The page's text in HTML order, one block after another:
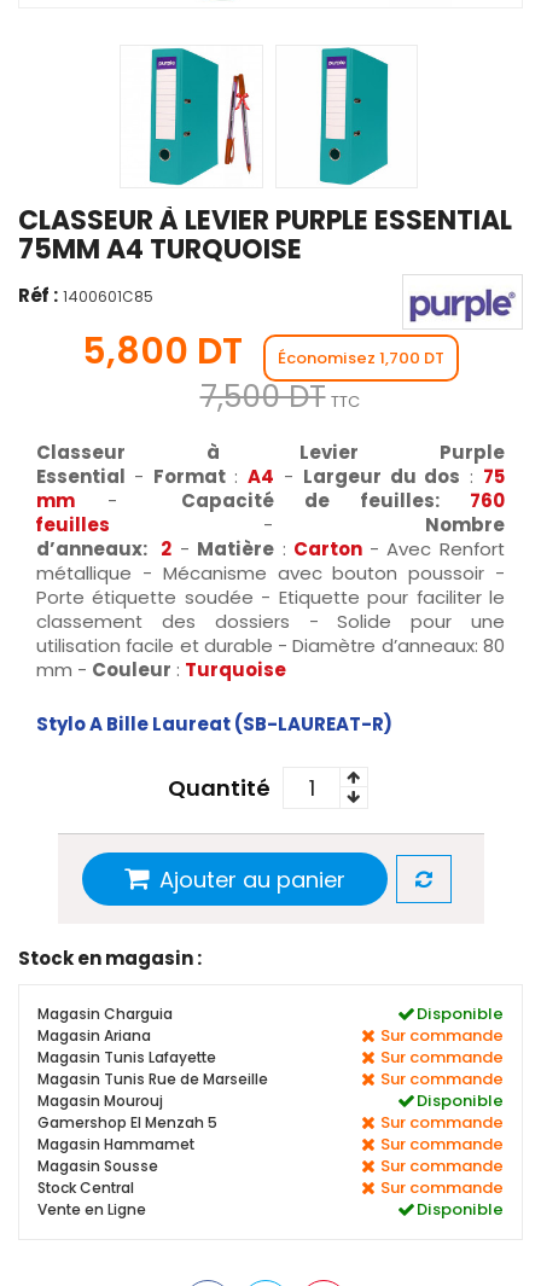
CLASSEUR À LEVIER PURPLE ESSENTIAL
75MM A4 TURQUOISE
Réf : 1400601C85
5,800 DT Économisez 1,700 DT
7,500 DT TTC
Classeur à Levier Purple
Essential - Format:A4 - Largeur du dos : 75
mm - Capacité de feuilles:760
feuilles - Nombre
d’anneaux: 2 - Matière : Carton - Avec Renfort
métallique - Mécanisme avec bouton poussoir -
Porte étiquette soudée - Etiquette pour faciliter le
classement des dossiers - Solide pour une
utilisation facile et durable - Diamètre d’anneaux: 80
mm - Couleur : Turquoise
Stylo A Bille Laureat (SB-LAUREAT-R)
Quantité
Ajouter au panier
Stock en magasin :
Magasin Charguia Disponible
Magasin Ariana Sur commande
Magasin Tunis Lafayette Sur commande
Magasin Tunis Rue de Marseille Sur commande
Magasin Mourouj Disponible
Gamershop El Menzah 5 Sur commande
Magasin Hammamet Sur commande
Magasin Sousse Sur commande
Stock Central Sur commande
Vente en Ligne Disponible